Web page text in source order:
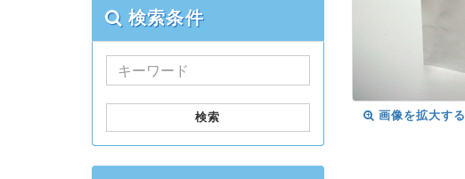
画像を拡大する
検索条件
検索